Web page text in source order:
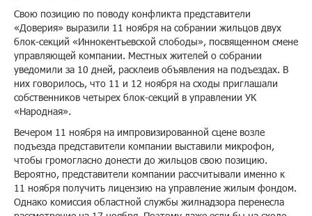
Свою позицию по поводу конфликта представители
«Доверия» выразили 11 ноября на собрании жильцов двух
блок-секций «Иннокентьевской слободы», посвященном смене
управляющей компании. Местных жителей о собрании
уведомили за 10 дней, расклеив объявления на подъездах. В
них говорилось, что 11 и 12 ноября на сходы приглашали
собственников четырех блок-секций в управлении УК
«Народная».
Вечером 11 ноября на импровизированной сцене возле
подъезда представители компании выставили микрофон,
чтобы громогласно донести до жильцов свою позицию.
Вероятно, представители компании рассчитывали именно к
11 ноября получить лицензию на управление жилым фондом.
Однако комиссия областной службы жилнадзора перенесла